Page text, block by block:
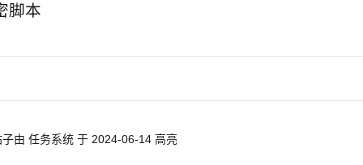
脚本
子由 任务系统 于 2024-06-14 高亮